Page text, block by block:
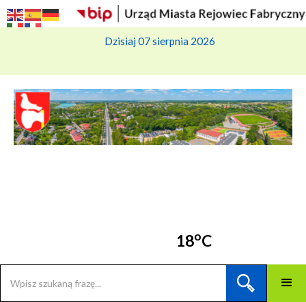
Dzisiaj 07 sierpnia 2026
18oC